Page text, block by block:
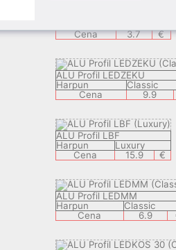
Cena
3.7 €
ALU Profil LEDZEKU
Harpun
Classic
Cena
9.9
ALU Profil LBF
Harpun
Luxury
Cena
15.9 €
ALU Profil LEDMM
Harpun
Classic
Cena
6.9